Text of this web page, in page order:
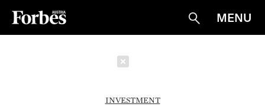
Suche
MENU
INVESTMENT